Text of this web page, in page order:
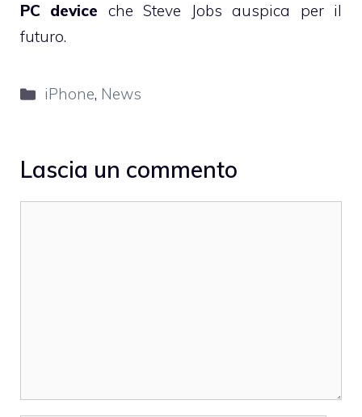
PC device che Steve Jobs auspica per il
futuro.
Categorie
iPhone, News
Lascia un commento